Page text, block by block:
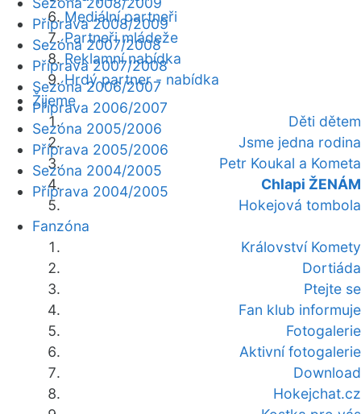
Mediální partneři
Partneři mládeže
Reklamní nabídka
Hrdý partner - nabídka
Žijeme
Děti dětem
Jsme jedna rodina
Petr Koukal a Kometa
Chlapi ŽENÁM
Hokejová tombola
Fanzóna
Království Komety
Dortiáda
Ptejte se
Fan klub informuje
Fotogalerie
Aktivní fotogalerie
Download
Hokejchat.cz
Příprava 2008/2009
Sezóna 2007/2008
Příprava 2007/2008
Sezóna 2006/2007
Příprava 2006/2007
Sezóna 2005/2006
Příprava 2005/2006
Sezóna 2004/2005
Příprava 2004/2005